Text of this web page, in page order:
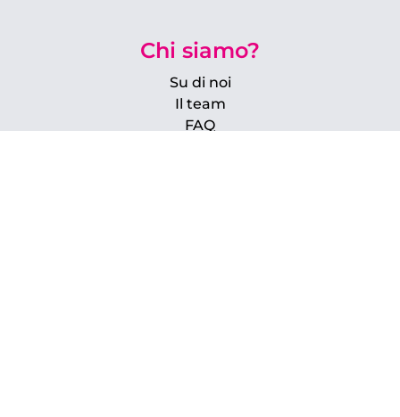
Chi siamo?
Su di noi
Il team
FAQ